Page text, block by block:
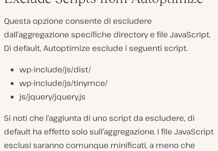
Questa opzione consente di escludere
dall’aggregazione specifiche directory e file JavaScript.
Di default, Autoptimize esclude i seguenti script.
wp-include/js/dist/
wp-include/js/tinymce/
js/jquery/jquery.js
Si noti che l’aggiunta di uno script da escludere, di
default ha effetto solo sull’aggregazione. I file JavaScript
esclusi saranno comunque minificati, a meno che